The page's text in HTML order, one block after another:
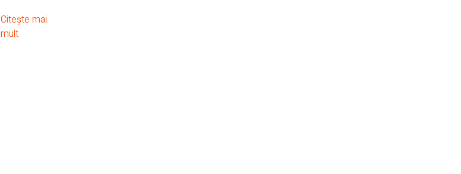
Citește mai
mult